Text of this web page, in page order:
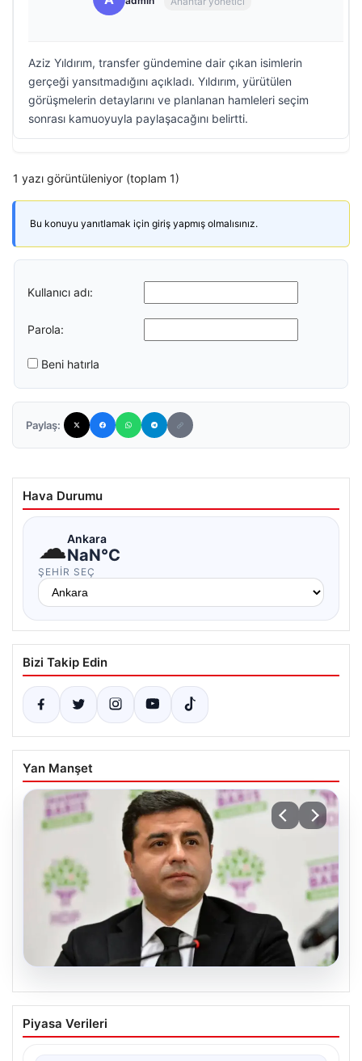
Aziz Yıldırım, transfer gündemine dair çıkan isimlerin
gerçeği yansıtmadığını açıkladı. Yıldırım, yürütülen
görüşmelerin detaylarını ve planlanan hamleleri seçim
sonrası kamuoyuyla paylaşacağını belirtti.
1 yazı görüntüleniyor (toplam 1)
Bu konuyu yanıtlamak için giriş yapmış olmalısınız.
Kullanıcı adı:
Parola:
Beni hatırla
Paylaş:
Hava Durumu
☁Ankara
NaN°C
ŞEHIR SEÇ
Bizi Takip Edin
Yan Manşet
07.08.2026
Çerçeve Yasa Görüşmelerinde
Selahattin Demirtaş Tartışması:
Piyasa Verileri